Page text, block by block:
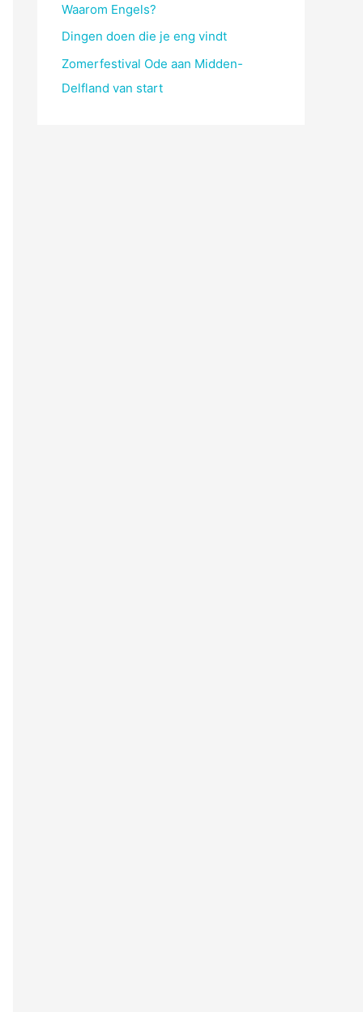
Waarom Engels?
Dingen doen die je eng vindt
Zomerfestival Ode aan Midden-
Delfland van start